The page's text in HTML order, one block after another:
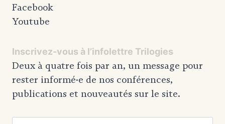
Facebook
Youtube
Inscrivez-vous à l’infolettre Trilogies
Deux à quatre fois par an, un message pour
rester informé·e de nos conférences,
publications et nouveautés sur le site.